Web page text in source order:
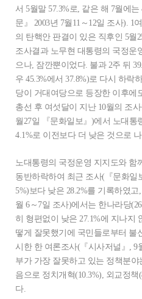
서 5월말 57.3%로, 같은 해 7월에
문』 2003년 7월11～12일 조사). 1
의 탄핵안 판결이 있은 직후인 5월
조사결과 노무현 대통령의 국정운
으나, 잠깐뿐이었다. 불과 2주 뒤
우 45.3%에서 37.8%)로 다시 하락
당이 거대여당으로 등장한 이후에
총선 후 여섯달이 지난 10월의 조
월27일 『문화일보』)에서 노대통
4.1%로 이전보다 더 낮은 것으로
노대통령의 국정운영 지지도와 함
동반하락하여 최근 조사(『문화일
5%)보다 낮은 28.2%를 기록하였
월 6～7일 조사)에서는 한나라당
히 형편없이 낮은 27.1%에 지나지
떻게 잘못했기에 국민들로부터 불
시한 한 여론조사(『시사저널』, 9
부가 가장 잘못하고 있는 정책분
음으로 정치개혁(10.3%), 외교정
다.